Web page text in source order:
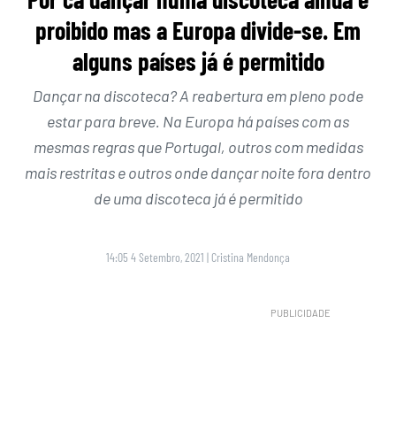
proibido mas a Europa divide-se. Em
alguns países já é permitido
Dançar na discoteca? A reabertura em pleno pode
estar para breve. Na Europa há países com as
mesmas regras que Portugal, outros com medidas
mais restritas e outros onde dançar noite fora dentro
de uma discoteca já é permitido
14:05 4 Setembro, 2021 | Cristina Mendonça